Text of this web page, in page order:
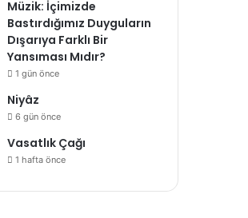
Müzik: İçimizde
Bastırdığımız Duyguların
Dışarıya Farklı Bir
Yansıması Mıdır?
1 gün önce
Niyâz
6 gün önce
Vasatlık Çağı
1 hafta önce